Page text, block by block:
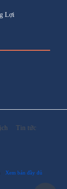
Lợi
Tin tức
Xem bản đầy đủ